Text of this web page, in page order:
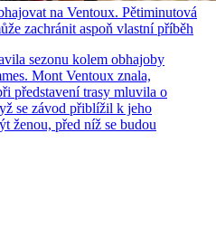
na Ventoux. Pětiminutová
zachránit aspoň vlastní příběh
sezonu kolem obhajoby
Mont Ventoux znala,
představení trasy mluvila o
se závod přiblížil k jeho
ženou, před níž se budou